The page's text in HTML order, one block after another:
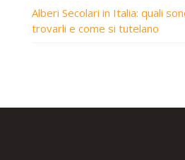
Alberi Secolari in Italia: quali
trovarli e come si tutelano